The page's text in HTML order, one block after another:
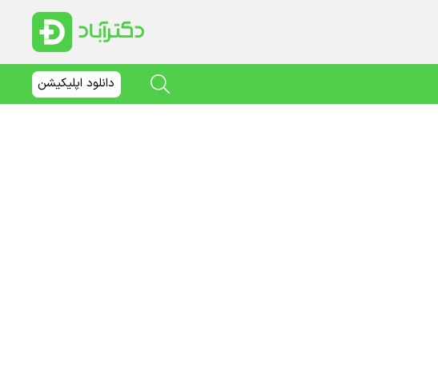
دانلود اپلیکیشن